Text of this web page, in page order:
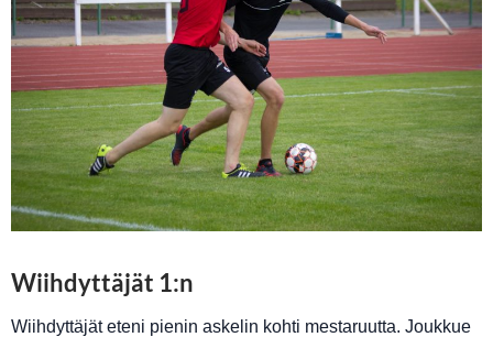
Wiihdyttäjät 1:n
Wiihdyttäjät eteni pienin askelin kohti mestaruutta. Joukkue